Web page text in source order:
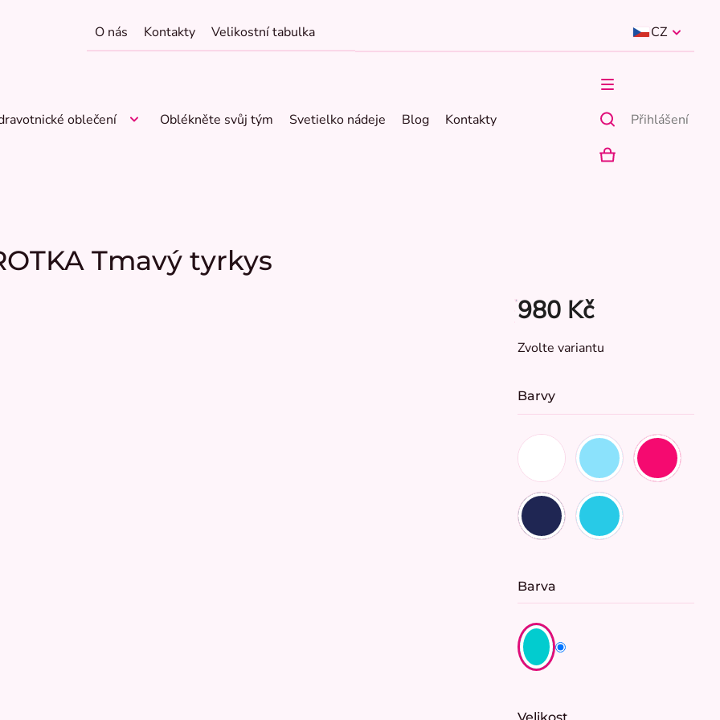
O nás Kontakty Velikostní tabulka CZ
oblečení Oblékněte svůj tým Svetielko nádeje Blog Kontakty Přihlášení
NÁKUPNÍ
Tmavý tyrkys
980 Kč
Měrná
Zvolte variantu
Barvy
Barva